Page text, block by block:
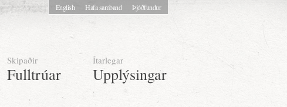
Skipaðir
Fulltrúar
Ítarlegar
Upplýsingar
English Hafa samband Þjóðfundur